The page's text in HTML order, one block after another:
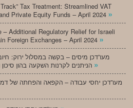
Tax Treatment: Streamlined VAT
Private Equity Funds – April 2024 »
– Additional Regulatory Relief for Israeli
Foreign Exchanges – April 2024 »
מעו”דכן מיסים – בקשה במסלול ירוק:
»